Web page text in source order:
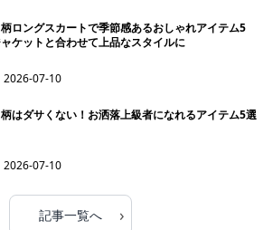
ロングスカートで季節感あるおしゃれアイテム5
ケットと合わせて上品なスタイルに
2026-07-10
はダサくない！お洒落上級者になれるアイテム5選
2026-07-10
記事一覧へ ›